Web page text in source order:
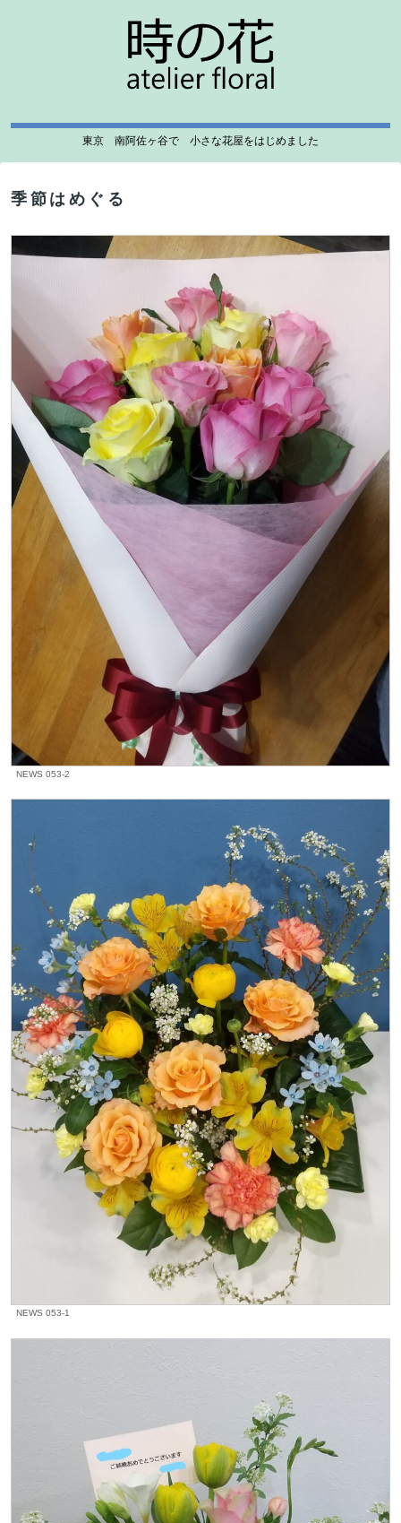
東京 南阿佐ヶ谷で 小さな花屋をはじめました
季節はめぐる
NEWS 053-2
NEWS 053-1